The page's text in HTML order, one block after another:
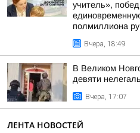
учитель»,
полмиллиона
Вчера, 18:49
В Великом
девяти
Вчера, 17:07
ЛЕНТА НОВОСТЕЙ